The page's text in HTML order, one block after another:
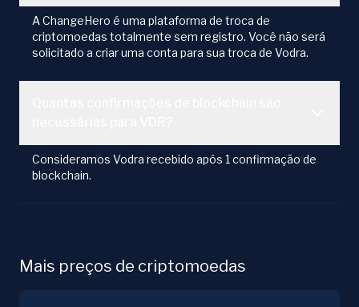
A ChangeHero é uma plataforma de troca de
criptomoedas totalmente sem registro. Você não será
solicitado a criar uma conta para sua troca de Vodra.
Consideramos Vodra recebido após 1 confirmação de
blockchain.
Mais preços de criptomoedas